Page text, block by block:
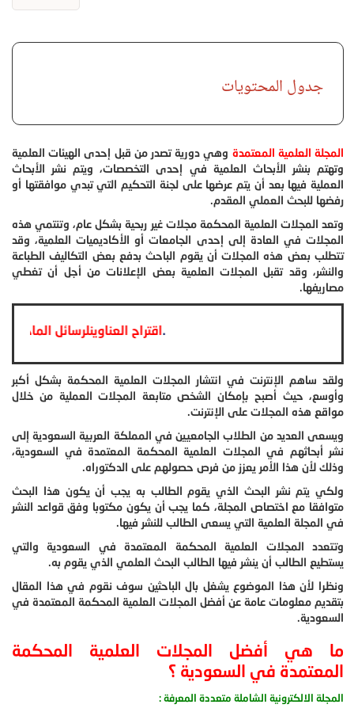
جدول المحتويات
المجلة العلمية المعتمدة وهي دورية تصدر من قبل إحدى الهيئات العلمية
وتهتم بنشر الأبحاث العلمية في إحدى التخصصات، ويتم نشر الأبحاث
العملية فيها بعد أن يتم عرضها على لجنة التحكيم التي تبدي موافقتها أو
رفضها للبحث العملي المقدم.
وتعد المجلات العلمية المحكمة مجلات غير ربحية بشكل عام، وتنتمي هذه
المجلات في العادة إلى إحدى الجامعات أو الأكاديميات العلمية، وقد
تتطلب بعض هذه المجلات أن يقوم الباحث بدفع بعض التكاليف الطباعة
والنشر، وقد تقبل المجلات العلمية بعض الإعلانات من أجل أن تغطي
مصاريفها.
.اقتراح العناوينلرسائل
ولقد ساهم الإنترنت في انتشار المجلات العلمية المحكمة بشكل أكبر
وأوسع، حيث أصبح بإمكان الشخص متابعة المجلات العملية من خلال
مواقع هذه المجلات على الإنترنت.
ويسعى العديد من الطلاب الجامعيين في المملكة العربية السعودية إلى
نشر أبحاثهم في المجلات العلمية المحكمة المعتمدة في السعودية،
وذلك لأن هذا الأمر يعزز من فرص حصولهم على الدكتوراه.
ولكي يتم نشر البحث الذي يقوم الطالب به يجب أن يكون هذا البحث
متوافقا مع اختصاص المجلة، كما يجب أن يكون مكتوبا وفق قواعد النشر
في المجلة العلمية التي يسعى الطالب للنشر فيها.
وتتعدد المجلات العلمية المحكمة المعتمدة في السعودية والتي
يستطيع الطالب أن ينشر فيها الطالب البحث العلمي الذي يقوم به.
ونظرا لأن هذا الموضوع يشغل بال الباحثين سوف نقوم في هذا المقال
بتقديم معلومات عامة عن أفضل المجلات العلمية المحكمة المعتمدة في
السعودية.
ما هي أفضل المجلات العلمية المحكمة
المعتمدة في السعودية ؟
المجلة الالكترونية الشاملة متعددة المعرفة :